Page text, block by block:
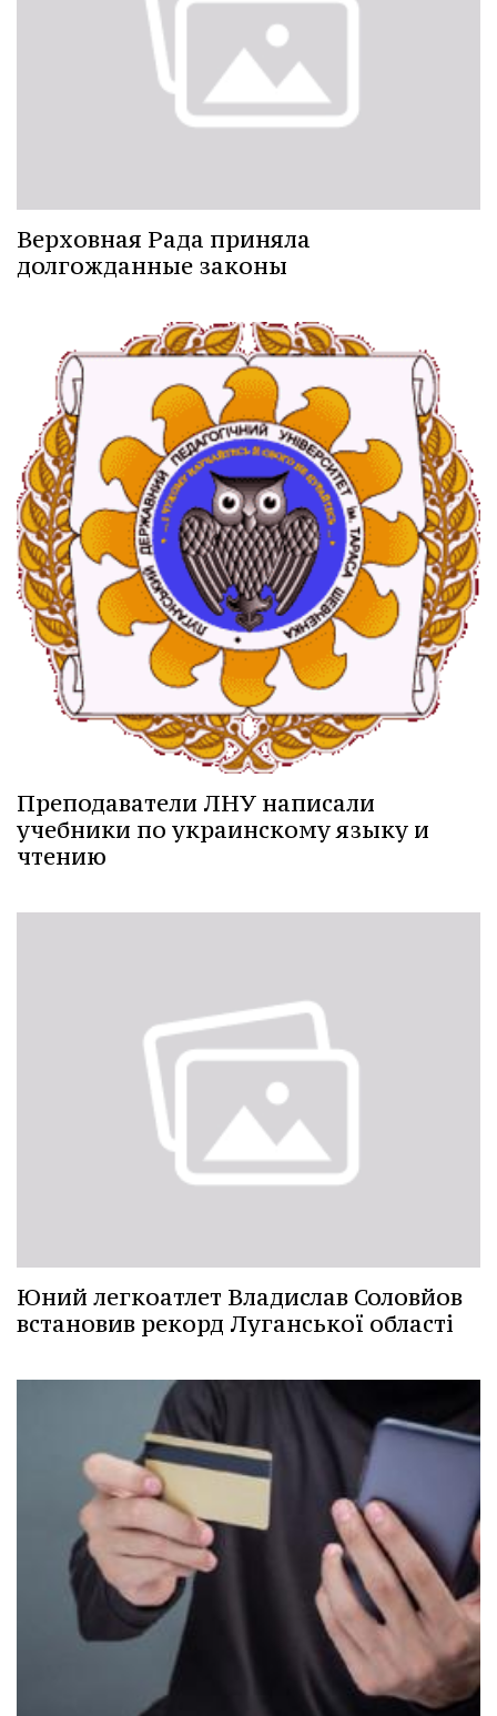
Верховная Рада приняла
долгожданные законы
Преподаватели ЛНУ написали
учебники по украинскому языку и
чтению
Юний легкоатлет Владислав Соловйов
встановив рекорд Луганської області